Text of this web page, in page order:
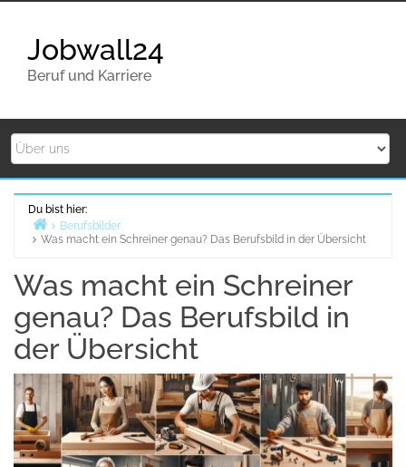
Jobwall24
Beruf und Karriere
Du bist hier:
Home
Berufsbilder
Was macht ein Schreiner genau? Das Berufsbild in der Übersicht
Was macht ein Schreiner
genau? Das Berufsbild in
der Übersicht